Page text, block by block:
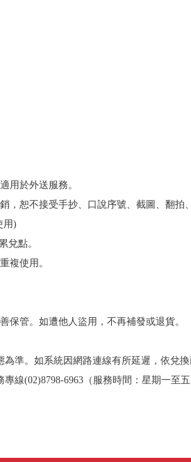
用於外送服務。
，恕不接受手抄、口說序號、截圖、翻拍
用)
兌點。
複使用。
保管。如遭他人盜用，不再補發或退貨。
準。如系統因網路連線有所延遲，依兌換
線(02)8798-6963（服務時間：星期一至